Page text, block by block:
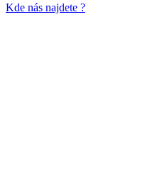
Kde nás najdete ?